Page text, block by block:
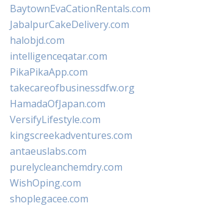
BaytownEvaCationRentals.com
JabalpurCakeDelivery.com
halobjd.com
intelligenceqatar.com
PikaPikaApp.com
takecareofbusinessdfw.org
HamadaOfJapan.com
VersifyLifestyle.com
kingscreekadventures.com
antaeuslabs.com
purelycleanchemdry.com
WishOping.com
shoplegacee.com